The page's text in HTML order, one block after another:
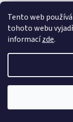
Tento web
tohoto webu
informacízde.
98 Kč